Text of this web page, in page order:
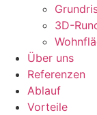
3D-
Über uns
Referenzen
Ablauf
Vorteile